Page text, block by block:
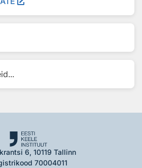
6, 10119 Tallinn
70004011